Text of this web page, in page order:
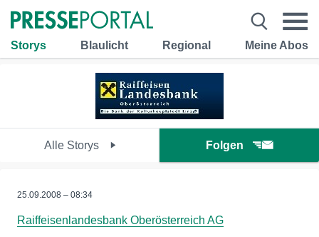
Storys Blaulicht Regional Meine Abos
Alle Storys Folgen
25.09.2008 – 08:34
Raiffeisenlandesbank Oberösterreich AG